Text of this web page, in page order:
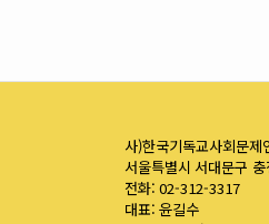
사)한국기독교사회문제
서울특별시 서대문구
전화: 02-312-3317
대표: 윤길수